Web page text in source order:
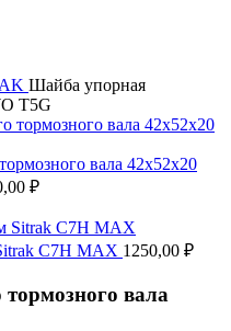
Шайба упорная
T5G
вала 42х52х20
₽
C7H MAX 1250,00 ₽
вала